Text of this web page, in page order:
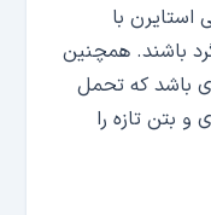
استایرن با
باشند. همچنین
ای باشد که تحمل
و بتن تازه را